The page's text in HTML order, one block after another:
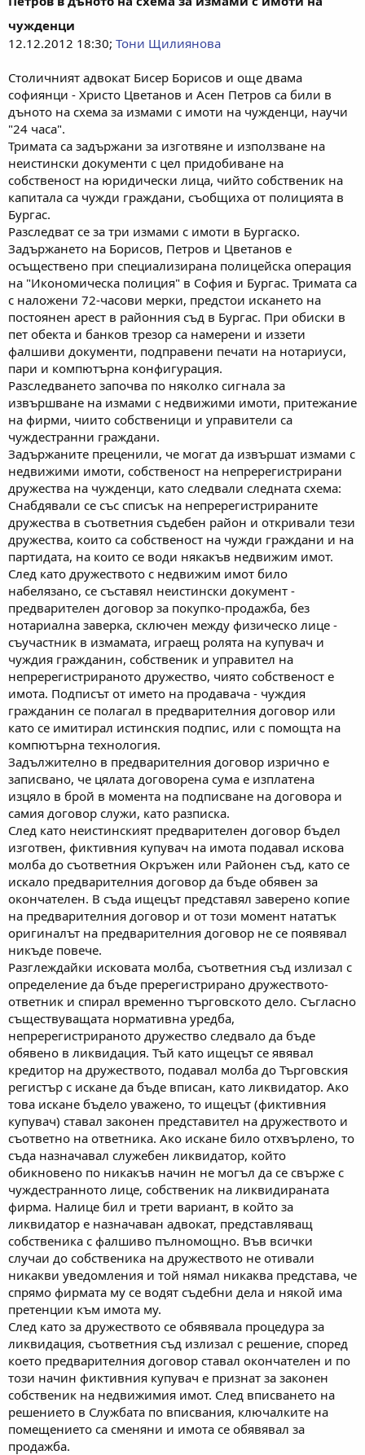
чужденци
12.12.2012 18:30; Тони Щилиянова
Столичният адвокат Бисер Борисов и още двама
софиянци - Христо Цветанов и Асен Петров са били в
дъното на схема за измами с имоти на чужденци, научи
"24 часа".
Тримата са задържани за изготвяне и използване на
неистински документи с цел придобиване на
собственост на юридически лица, чийто собственик на
капитала са чужди граждани, съобщиха от полицията в
Бургас.
Разследват се за три измами с имоти в Бургаско.
Задържането на Борисов, Петров и Цветанов е
осъществено при специализирана полицейска операция
на "Икономическа полиция" в София и Бургас. Тримата са
с наложени 72-часови мерки, предстои искането на
постоянен арест в районния съд в Бургас. При обиски в
пет обекта и банков трезор са намерени и иззети
фалшиви документи, подправени печати на нотариуси,
пари и компютърна конфигурация.
Разследването започва по няколко сигнала за
извършване на измами с недвижими имоти, притежание
на фирми, чиито собственици и управители са
чуждестранни граждани.
Задържаните преценили, че могат да извършат измами с
недвижими имоти, собственост на непререгистрирани
дружества на чужденци, като следвали следната схема:
Снабдявали се със списък на непререгистрираните
дружества в съответния съдебен район и откривали тези
дружества, които са собственост на чужди граждани и на
партидата, на които се води някакъв недвижим имот.
След като дружеството с недвижим имот било
набелязано, се съставял неистински документ -
предварителен договор за покупко-продажба, без
нотариална заверка, сключен между физическо лице -
съучастник в измамата, играещ ролята на купувач и
чуждия гражданин, собственик и управител на
непререгистрираното дружество, чиято собственост е
имота. Подписът от името на продавача - чуждия
гражданин се полагал в предварителния договор или
като се имитирал истинския подпис, или с помощта на
компютърна технология.
Задължително в предварителния договор изрично е
записвано, че цялата договорена сума е изплатена
изцяло в брой в момента на подписване на договора и
самия договор служи, като разписка.
След като неистинският предварителен договор бъдел
изготвен, фиктивния купувач на имота подавал искова
молба до съответния Окръжен или Районен съд, като се
искало предварителния договор да бъде обявен за
окончателен. В съда ищецът представял заверено копие
на предварителния договор и от този момент нататък
оригиналът на предварителния договор не се появявал
никъде повече.
Разглеждайки исковата молба, съответния съд излизал с
определение да бъде пререгистрирано дружеството-
ответник и спирал временно търговското дело. Съгласно
съществуващата нормативна уредба,
непререгистрираното дружество следвало да бъде
обявено в ликвидация. Тъй като ищецът се явявал
кредитор на дружеството, подавал молба до Търговския
регистър с искане да бъде вписан, като ликвидатор. Ако
това искане бъдело уважено, то ищецът (фиктивния
купувач) ставал законен представител на дружеството и
съответно на ответника. Ако искане било отхвърлено, то
съда назначавал служебен ликвидатор, който
обикновено по никакъв начин не могъл да се свърже с
чуждестранното лице, собственик на ликвидираната
фирма. Налице бил и трети вариант, в който за
ликвидатор е назначаван адвокат, представляващ
собственика с фалшиво пълномощно. Във всички
случаи до собственика на дружеството не отивали
никакви уведомления и той нямал никаква представа, че
спрямо фирмата му се водят съдебни дела и някой има
претенции към имота му.
След като за дружеството се обявявала процедура за
ликвидация, съответния съд излизал с решение, според
което предварителния договор ставал окончателен и по
този начин фиктивния купувач е признат за законен
собственик на недвижимия имот. След вписването на
решението в Службата по вписвания, ключалките на
помещението са сменяни и имота се обявявал за
продажба.